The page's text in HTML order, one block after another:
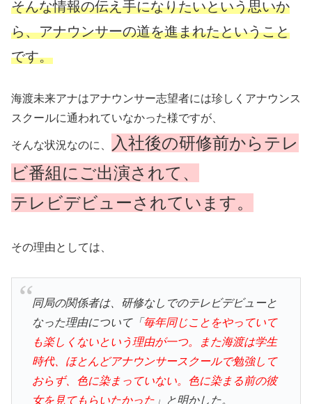
そんな情報の伝え手になりたいという思いか
ら、アナウンサーの道を進まれたということ
です。
海渡未来アナはアナウンサー志望者には珍しくアナウンス
スクールに通われていなかった様ですが、
そんな状況なのに、
入社後の研修前からテレ
ビ番組にご出演されて、
テレビデビューされています。
その理由としては、
同局の関係者は、研修なしでのテレビデビューと
なった理由について「 毎年同じことをやっていて
も楽しくないという理由が一つ。また海渡は学生
時代、ほとんどアナウンサースクールで勉強して
おらず、色に染まっていない。色に染まる前の彼
女を見てもらいたかった」と明かした。